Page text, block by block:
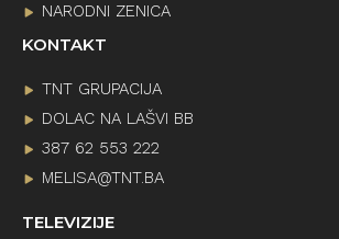
NARODNI ZENICA
KONTAKT
TNT GRUPACIJA
DOLAC NA LAŠVI BB
387 62 553 222
MELISA@TNT.BA
TELEVIZIJE